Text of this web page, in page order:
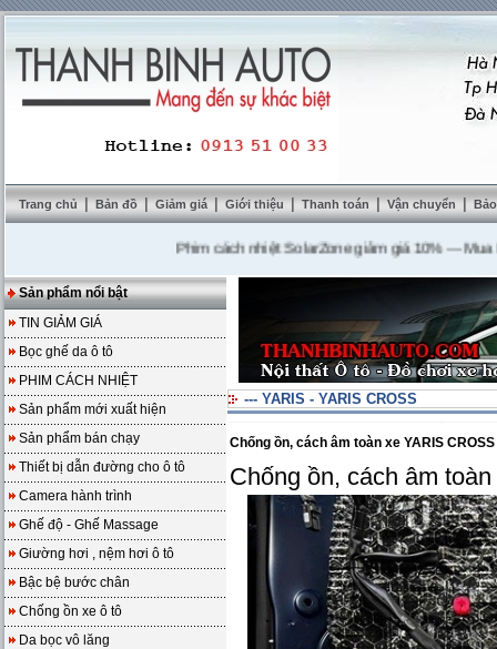
Trang chủ | Bản đồ | Giảm giá | Giới thiệu | Thanh toán | Vận chuyển |
Phim cách nhiệt SolarZone giảm giá 10%---Mua DVD
Sản phẩm nổi bật
TIN GIẢM GIÁ
Bọc ghế da ô tô
PHIM CÁCH NHIỆT
Sản phẩm mới xuất hiện
Sản phẩm bán chạy
Thiết bị dẫn đường cho ô tô
Camera hành trình
Ghế độ - Ghế Massage
Giường hơi , nệm hơi ô tô
Bậc bệ bước chân
Chống ồn xe ô tô
Da bọc vô lăng
--- YARIS - YARIS CROSS
Chống ồn, cách âm toàn xe YARIS CROSS
Chống ồn, cách âm